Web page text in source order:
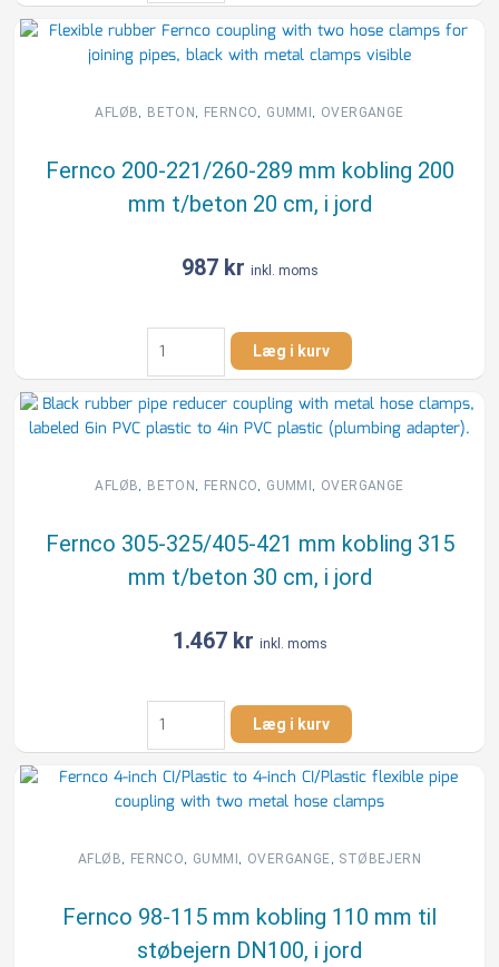
115/145-
168
mm
110
til
beton
10
AFLØB, BETON, FERNCO, GUMMI, OVERGANGE
Fernco 200-221/260-289 mm kobling 200
mm t/beton 20 cm, i jord
987 kr inkl. moms
Fernco
200-
221/260-
289
mm
200
t/beton
20
cm,
antal
Læg i kurv
AFLØB, BETON, FERNCO, GUMMI, OVERGANGE
Fernco 305-325/405-421 mm kobling 315
mm t/beton 30 cm, i jord
1.467 kr inkl. moms
Fernco
305-
325/405-
421
mm
315
t/beton
30
cm,
Læg i kurv
AFLØB, FERNCO, GUMMI, OVERGANGE , STØBEJERN
Fernco 98-115 mm kobling 110 mm til
støbejern DN100, i jord